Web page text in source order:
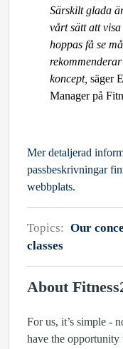
Särskilt glada
vårt sätt att
hoppas få se
koncept, säger
Manager på
Mer detaljerad
passbeskrivningar
webbplats.
Topics: Our
classes
About
For us, it’s simple -
have the opportunity